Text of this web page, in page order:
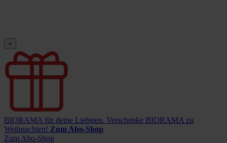
×
BIORAMA für deine Liebsten. Verschenke BIORAMA zu
Weihnachten! Zum Abo-Shop
Zum Abo-Shop